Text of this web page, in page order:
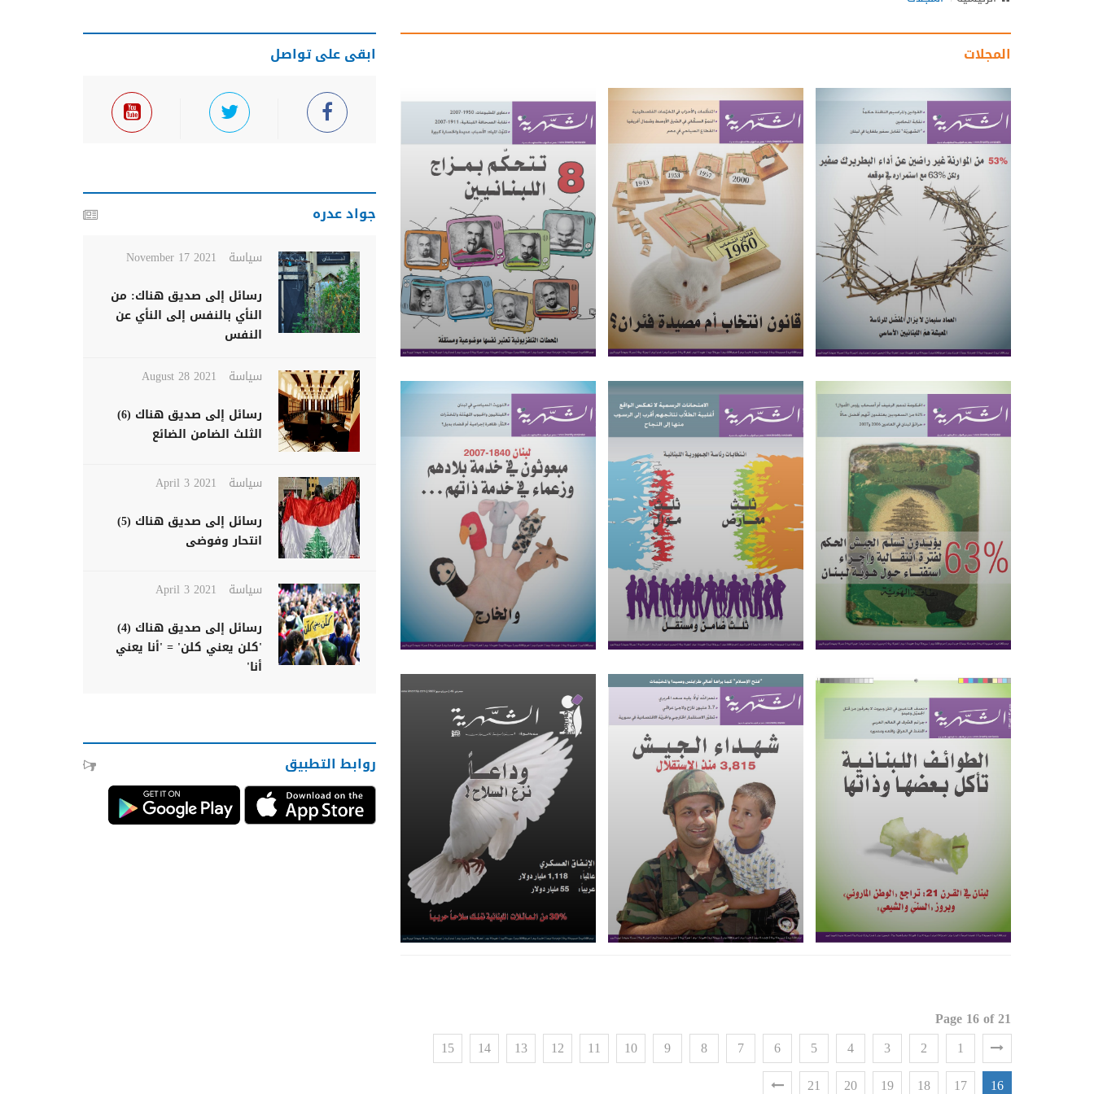
المجلات
Page 16 of 21
1
2
3
4
5
6
7
8
9
10
11
12
13
14
15
16
17
18
19
20
21
ابقى على تواصل
جواد عدره
سياسة
November 17 2021
رسائل إلى صديق هناك: من
النأي بالنفس إلى النأي عن
النفس
سياسة
August 28 2021
رسائل إلى صديق هناك (6)
الثلث الضامن الضائع
سياسة
April 3 2021
رسائل إلى صديق هناك (5)
انتحار وفوضى
سياسة
April 3 2021
رسائل إلى صديق هناك (4)
'كلن يعني كلن' = 'أنا يعني
أنا'
روابط التطبيق